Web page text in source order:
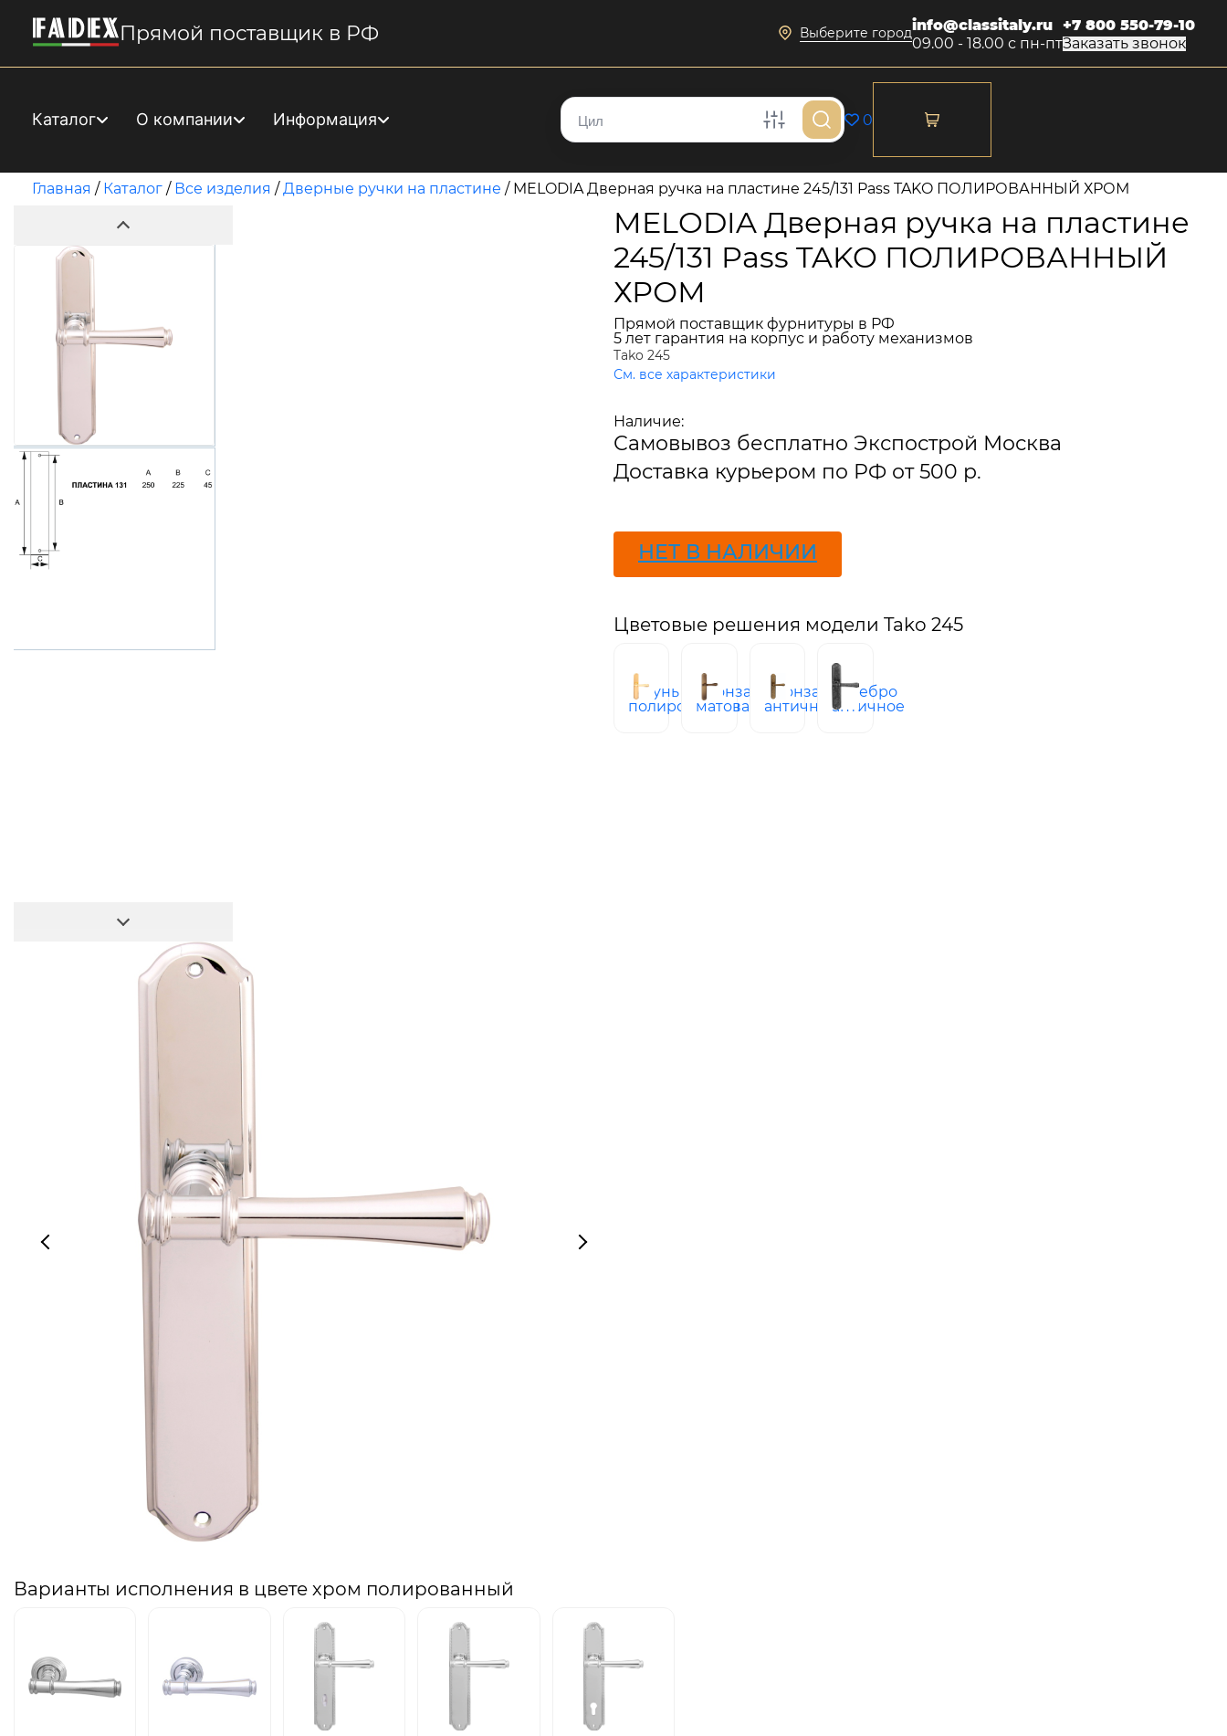
Прямой поставщик в РФ Выберите городinfo@classitaly.ru
09.00 - 18.00 с пн-пт
+7 800 550-79-10
Заказать звонок
Каталог О компании Информация 0
Главная / Каталог / Все изделия /Дверные ручки на пластине / MELODIA Дверная ручка на пластине 245/131 Pass TAKO ПОЛИРОВАННЫЙ ХРОМ
MELODIA Дверная ручка на пластине
245/131 Pass TAKO ПОЛИРОВАННЫЙ
ХРОМ
Прямой поставщик фурнитуры в РФ
5 лет гарантия на корпус и работу механизмов
Tako 245
См. все характеристики
Наличие:
Самовывоз бесплатно Экспострой Москва
Доставка курьером по РФ от 500 р.
НЕТ В НАЛИЧИИ
Цветовые решения модели Tako 245
латунь
полированная
бронза
матовая
бронза
античная
серебро
античное
Варианты исполнения в цвете хром полированный